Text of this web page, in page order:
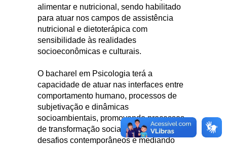
alimentar e nutricional, sendo habilitado
para atuar nos campos de assistência
nutricional e dietoterápica com
sensibilidade às realidades
socioeconômicas e culturais.
O bacharel em Psicologia terá a
capacidade de atuar nas interfaces entre
comportamento humano, processos de
subjetivação e dinâmicas
socioambientais, promovendo processos
de transformação social, atuando frente a
desafios contemporâneos e mediando